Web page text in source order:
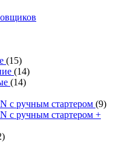
(15)
(14)
(14)
с ручным стартером (9)
с ручным стартером +